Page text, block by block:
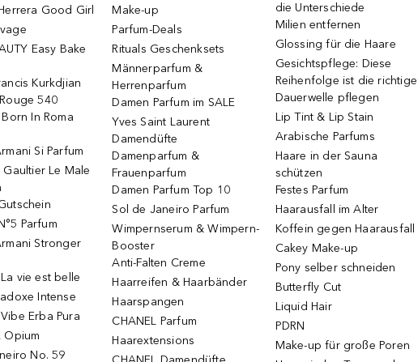
Good Girl
Easy Bake
Kurkdjian
540
In Roma
Si Parfum
Gaultier Le Male
Parfum
Stronger
vie est belle
Intense
Vibe Erba Pura
Opium
No. 59
Make-up
Parfum-Deals
Rituals Geschenksets
Männerparfum &
Herrenparfum
Damen Parfum im SALE
Yves Saint Laurent
Damendüfte
Damenparfum &
Frauenparfum
Damen Parfum Top 10
Sol de Janeiro Parfum
Wimpernserum & Wimpern-
Booster
Anti-Falten Creme
Haarreifen & Haarbänder
Haarspangen
CHANEL Parfum
Haarextensions
die Unterschiede
Milien entfernen
Glossing für die Haare
Gesichtspflege: Diese
Reihenfolge ist die richtige
Dauerwelle pflegen
Lip Tint & Lip Stain
Arabische Parfums
Haare in der Sauna
schützen
Festes Parfum
Haarausfall im Alter
Koffein gegen Haarausfall
Cakey Make-up
Pony selber schneiden
Butterfly Cut
Liquid Hair
PDRN
Make-up für große Poren